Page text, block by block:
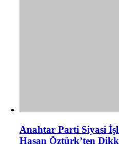
Anahtar Parti Siyasi
Hasan Öztürk’ten